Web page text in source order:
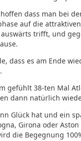
dass man bei
auf die attraktiven
auswärts trifft, und
dass es am Ende
gefühlt 38-ten Mal
dann natürlich
Glück hat und ein
Girona oder
die Begegnung